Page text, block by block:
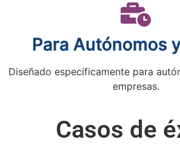
Para Autónomos
Diseñado específicamente para
empresas.
Casos de